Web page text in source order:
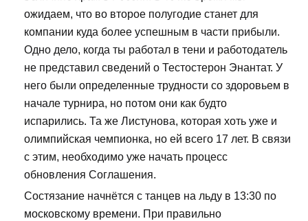
ожидаем, что во второе полугодие станет для
компании куда более успешным в части прибыли.
Одно дело, когда ты работал в тени и работодатель
не представил сведений о Тестостерон Энантат. У
него были определенные трудности со здоровьем в
начале турнира, но потом они как будто
испарились. Та же Листунова, которая хоть уже и
олимпийская чемпионка, но ей всего 17 лет. В связи
с этим, необходимо уже начать процесс
обновления Соглашения.
Состязание начнётся с танцев на льду в 13:30 по
московскому времени. При правильно